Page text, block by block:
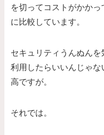
を切ってコストがかか
に比較しています。
セキュリティうんぬん
利用したらいいんじゃ
高ですが。
それでは。